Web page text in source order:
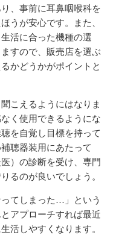
、事前に耳鼻咽喉科を
うが安心です。また、
活に合った機種の選
すので、販売店を選ぶ
かどうかがポイントと
こえるようにはなりま
く使用できるようにな
を自覚し目標を持って
聴器装用にあたって
）の診断を受け、専門
るのが良いでしょう。
ってしまった…」という
アプローチすれば最近
活しやすくなります。